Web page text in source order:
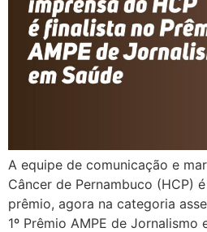
A equipe de comunicação e
Câncer de Pernambuco (HCP)
prêmio, agora na categoria
1º Prêmio AMPE de Jornalismo